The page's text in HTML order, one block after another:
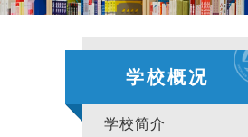
学校概况
学校简介